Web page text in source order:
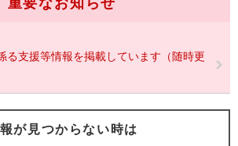
重要なお知らせ
る支援等情報を掲載しています（随時更
が見つからない時は